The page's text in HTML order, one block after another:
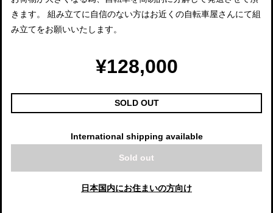
きます。 組み立てに自信のない方はお近くの自転車屋さんにて組
み立てをお願いいたします。
¥128,000
SOLD OUT
International shipping available
Sold out
日本国内にお住まいの方向け